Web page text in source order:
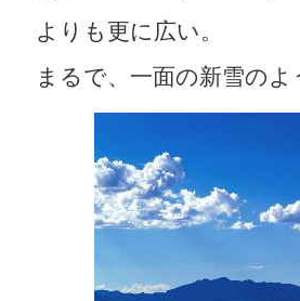
よりも更に広い。
まるで、一面の新雪の